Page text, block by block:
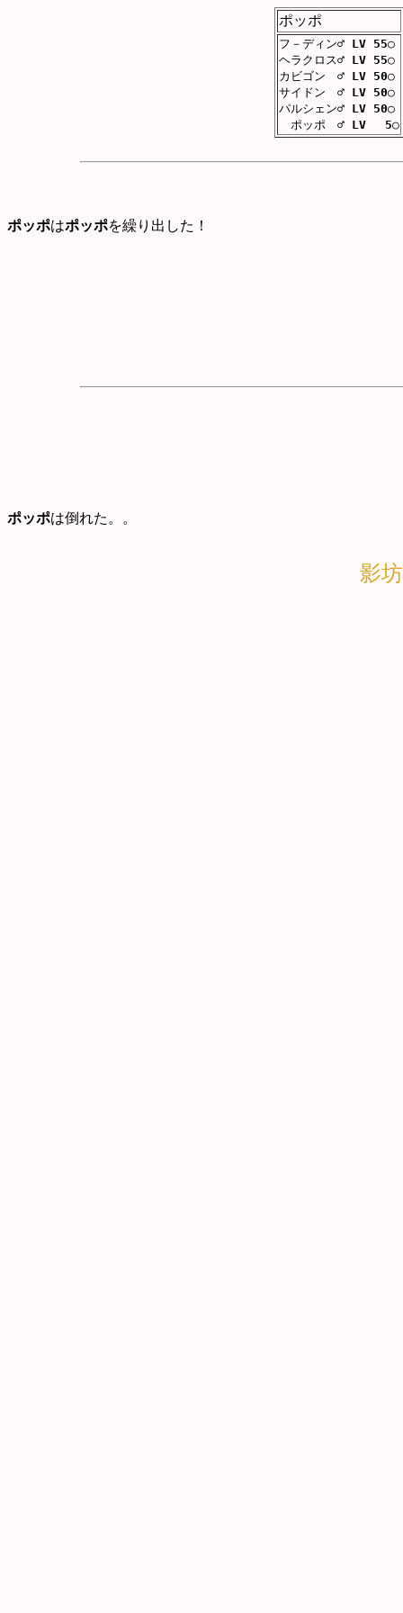
ポッポ
フ－ディン♂ LV 55○
ヘラクロス♂ LV 55○
カビゴン ♂ LV 50○
サイドン ♂ LV 50○
パルシェン♂ LV 50○
ポッポ ♂ LV 5○
ポッポはポッポを繰り出した！
ポッポは倒れた。。
影